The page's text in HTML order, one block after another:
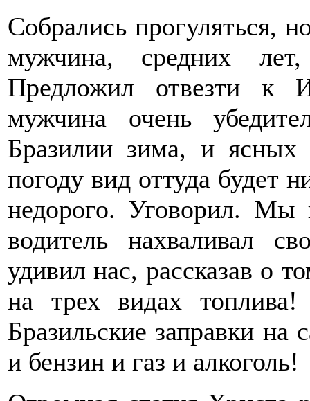
Собрались прогуляться,
мужчина, средних
Предложил отвезти к
мужчина очень
Бразилии зима, и
погоду вид оттуда будет
недорого. Уговорил. Мы
водитель нахваливал
удивил нас, рассказав о
на трех видах
Бразильские заправки
и бензин и газ и алкоголь!